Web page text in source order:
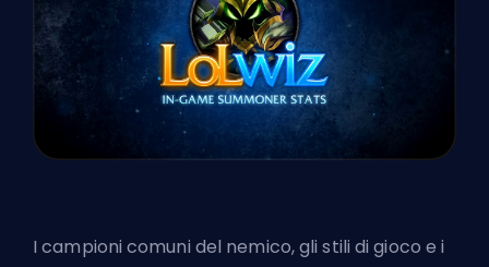
I campioni comuni del nemico, gli stili di gioco e i